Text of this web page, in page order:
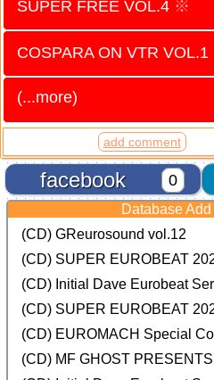
SUPER FREE VOL.4 ※
COSPARA ON VTR VOL.1
(...more)
add comment
facebook 0
Database
(CD) GReurosound vol.12
(CD) SUPER EUROBEAT
(CD) Initial Dave Eurobeat
(CD) SUPER EUROBEAT
(CD) EUROMACH Special